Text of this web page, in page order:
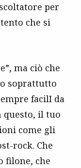
per
che si
ma ciò che
soprattutto
facilI da
questo, il tuo
come gli
rock. Che
filone, che